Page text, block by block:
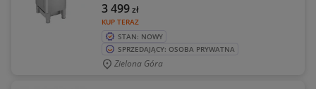
KUP TERAZ
3 499zł
STAN: NOWY
SPRZEDAJĄCY: OSOBA PRYWATNA
Zielona Góra